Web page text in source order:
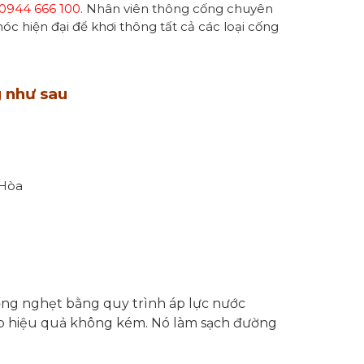
666 100. Nhân viên thông cống chuyên
hiện đại để khơi thông tất cả các loại cống
sau
nghẹt bằng quy trình áp lực nước
quả không kém. Nó làm sạch đường